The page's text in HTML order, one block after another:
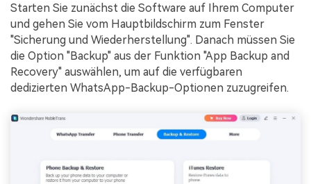
Starten Sie zunächst die Software auf Ihrem Computer
und gehen Sie vom Hauptbildschirm zum Fenster
"Sicherung und Wiederherstellung". Danach müssen Sie
die Option "Backup" aus der Funktion "App Backup and
Recovery" auswählen, um auf die verfügbaren
dedizierten WhatsApp-Backup-Optionen zuzugreifen.